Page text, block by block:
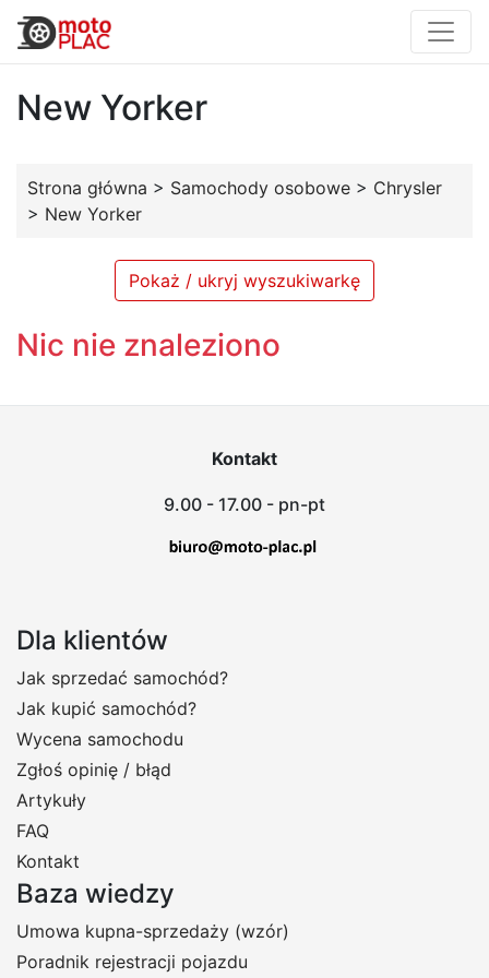
New Yorker
Strona główna > Samochody osobowe > Chrysler
> New Yorker
Pokaż / ukryj wyszukiwarkę
Nic nie znaleziono
Kontakt
9.00 - 17.00 - pn-pt
Dla klientów
Jak sprzedać samochód?
Jak kupić samochód?
Wycena samochodu
Zgłoś opinię / błąd
Artykuły
FAQ
Kontakt
Baza wiedzy
Umowa kupna-sprzedaży (wzór)
Poradnik rejestracji pojazdu